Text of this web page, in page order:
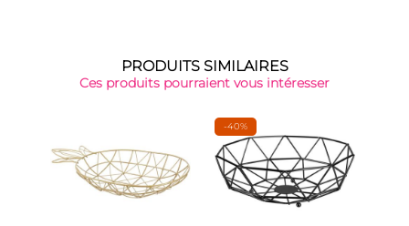
PRODUITS SIMILAIRES
Ces produits pourraient vous intéresser
-40%